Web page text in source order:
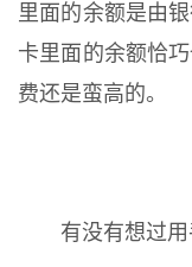
里面的余额是由
卡里面的余额恰
费还是蛮高的。
有没有想过用